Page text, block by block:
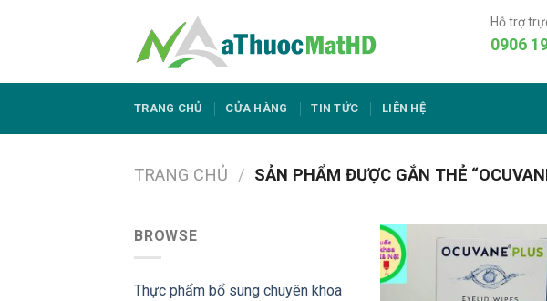
Hỗ trợ
0906
TRANG CHỦ CỬA HÀNG TIN TỨC LIÊN HỆ
TRANG CHỦ / SẢN PHẨM ĐƯỢC GẮN THẺ
BROWSE
Thực phẩm bổ sung chuyên khoa